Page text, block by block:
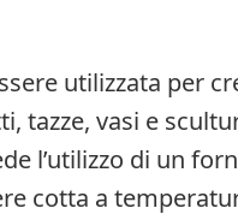
utilizzata per
tazze, vasi e
l’utilizzo di un
cotta a